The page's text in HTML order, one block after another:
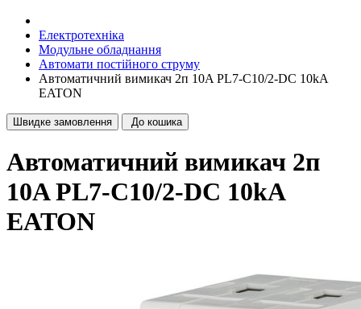
Електротехніка
Модульне обладнання
Автомати постійного струму
Автоматичний вимикач 2п 10A PL7-C10/2-DC 10kA
EATON
Швидке замовлення До кошика
Автоматичний вимикач 2п
10A PL7-C10/2-DC 10kA
EATON